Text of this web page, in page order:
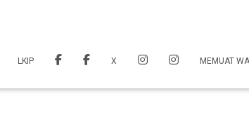
LKIP X MEMUAT